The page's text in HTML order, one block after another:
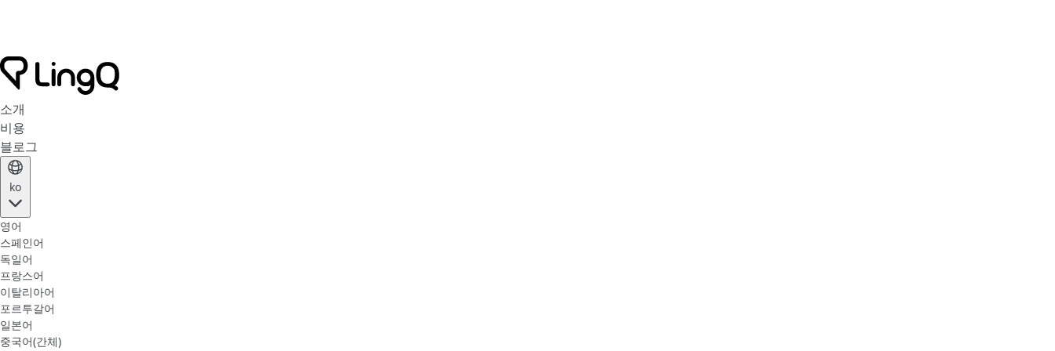
소개
비용
블로그
ko
영어
스페인어
독일어
프랑스어
이탈리아어
포르투갈어
일본어
중국어(간체)